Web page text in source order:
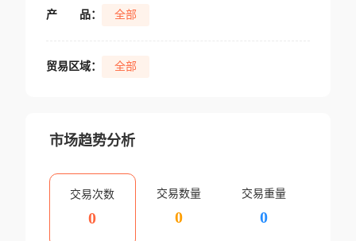
产 品： 全部
贸易区域： 全部
市场趋势分析
交易次数
0
交易数量
0
交易重量
0